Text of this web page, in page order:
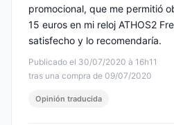
Publicado el 30/07/2020 à 16h11
tras una compra de 09/07/2020
promocional, que me permitió
15 euros en mi reloj ATHOS2
satisfecho y lo recomendaría.
Opinión traducida